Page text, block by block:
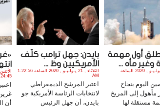
أول مهمة
مأه ...
الجمعة , 24 يـولـيـو , 2020 الساعة
اليوم بنجاح
مأهول إلى المريخ
مستقلة لها
بايدن: جهل ترامب كلّف
الأمريكيين وظ ...
الثلاثاء , 21 يـولـيـو , 2020 الساعة 1:22:56
AM
اعتبر المرشح الديمقراطي
لانتخابات الرئاسة الأمريكية جو
بايدن، أن جهل الرئيس
PM
أن